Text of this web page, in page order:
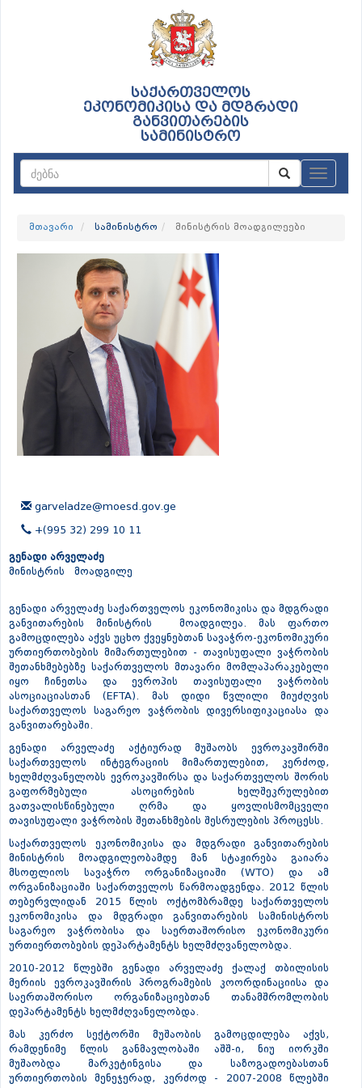
საქართველოს
ეკონომიკისა და მდგრადი
განვითარების
სამინისტრო
მთავარი სამინისტრო მინისტრის მოადგილეები
garveladze@moesd.gov.ge
+(995 32) 299 10 11
გენადი არველაძე
მინისტრის მოადგილე
გენადი არველაძე საქართველოს ეკონომიკისა და მდგრადი
განვითარების მინისტრის მოადგილეა. მას ფართო
გამოცდილება აქვს უცხო ქვეყნებთან სავაჭრო-ეკონომიკური
ურთიერთობების მიმართულებით - თავისუფალი ვაჭრობის
შეთანხმებებზე საქართველოს მთავარი მომლაპარაკებელი
იყო ჩინეთსა და ევროპის თავისუფალი ვაჭრობის
ასოციაციასთან (EFTA). მას დიდი წვლილი მიუძღვის
საქართველოს საგარეო ვაჭრობის დივერსიფიკაციასა და
განვითარებაში.
გენადი არველაძე აქტიურად მუშაობს ევროკავშირში
საქართველოს ინტეგრაციის მიმართულებით, კერძოდ,
ხელმძღვანელობს ევროკავშირსა და საქართველოს შორის
გაფორმებული ასოცირების ხელშეკრულებით
გათვალისწინებული ღრმა და ყოვლისმომცველი
თავისუფალი ვაჭრობის შეთანხმების შესრულების პროცესს.
საქართველოს ეკონომიკისა და მდგრადი განვითარების
მინისტრის მოადგილეობამდე მან სტაჟირება გაიარა
მსოფლიოს სავაჭრო ორგანიზაციაში (WTO) და ამ
ორგანიზაციაში საქართველოს წარმოადგენდა. 2012 წლის
თებერვლიდან 2015 წლის ოქტომბრამდე საქართველოს
ეკონომიკისა და მდგრადი განვითარების სამინისტროს
საგარეო ვაჭრობისა და საერთაშორისო ეკონომიკური
ურთიერთობების დეპარტამენტს ხელმძღვანელობდა.
2010-2012 წლებში გენადი არველაძე ქალაქ თბილისის
მერიის ევროკავშირის პროგრამების კოორდინაციისა და
საერთაშორისო ორგანიზაციებთან თანამშრომლობის
დეპარტამენტს ხელმძღვანელობდა.
მას კერძო სექტორში მუშაობის გამოცდილება აქვს,
რამდენიმე წლის განმავლობაში აშშ-ი, ნიუ იორკში
მუშაობდა მარკეტინგისა და საზოგადოებასთან
ურთიერთობის მენეჯერად, კერძოდ - 2007-2008 წლებში